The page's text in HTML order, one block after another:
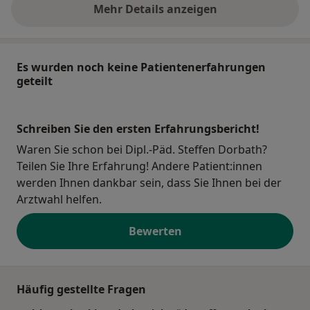
Mehr Details anzeigen
über die Adresse
Es wurden noch keine Patientenerfahrungen
geteilt
Schreiben Sie den ersten Erfahrungsbericht!
Waren Sie schon bei Dipl.-Päd. Steffen Dorbath?
Teilen Sie Ihre Erfahrung! Andere Patient:innen
werden Ihnen dankbar sein, dass Sie Ihnen bei der
Arztwahl helfen.
Bewerten
Häufig gestellte Fragen